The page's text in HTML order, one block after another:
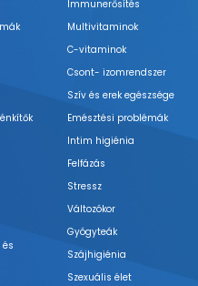
Immunerősítés
Multivitaminok
C-vitaminok
Csont- izomrendszer
Szív és erek egészsége
Emésztési problémák
Intim higiénia
Felfázás
Stressz
Változókor
Gyógyteák
Szájhigiénia
Szexuális élet